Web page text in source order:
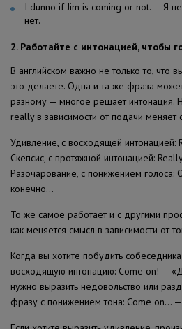
I dunno if Jim is coming or not. — Я
нет.
2. Работайте с интонацией, чтобы
В английском важно не только то, что
это делаете. Одна и та же фраза
разному — многое решает интонация.
really в зависимости от подачи меняет
Удивление, с восходящей
Скепсис, с протяжной интонацией:
Разочарование, с понижением
конечно…
То же самое работает и с другими
как меняется смысл в зависимости от
Когда вы хотите побудить
восходящую интонацию: Come on! —
нужно выразить недовольство или
фразу с понижением тона: Come on…